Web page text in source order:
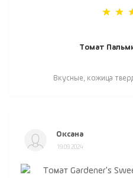
Томат
Вкусные, кожица
Оксана
19.09.2024